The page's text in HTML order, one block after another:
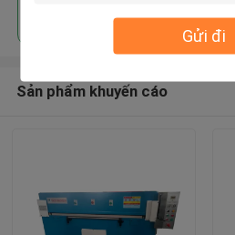
Gửi đi
Sản phẩm khuyến cáo